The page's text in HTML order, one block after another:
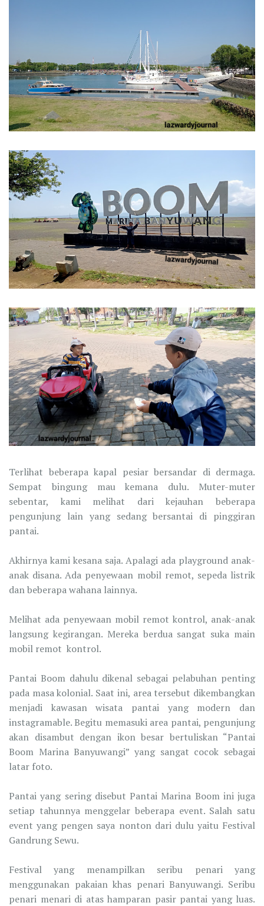
Terlihat beberapa kapal pesiar bersandar di dermaga.
Sempat bingung mau kemana dulu. Muter-muter
sebentar, kami melihat dari kejauhan beberapa
pengunjung lain yang sedang bersantai di pinggiran
pantai.
Akhirnya kami kesana saja. Apalagi ada playground anak-
anak disana. Ada penyewaan mobil remot, sepeda listrik
dan beberapa wahana lainnya.
Melihat ada penyewaan mobil remot kontrol, anak-anak
langsung kegirangan. Mereka berdua sangat suka main
mobil remot kontrol.
Pantai Boom dahulu dikenal sebagai pelabuhan penting
pada masa kolonial. Saat ini, area tersebut dikembangkan
menjadi kawasan wisata pantai yang modern dan
instagramable. Begitu memasuki area pantai, pengunjung
akan disambut dengan ikon besar bertuliskan “Pantai
Boom Marina Banyuwangi” yang sangat cocok sebagai
latar foto.
Pantai yang sering disebut Pantai Marina Boom ini juga
setiap tahunnya menggelar beberapa event. Salah satu
event yang pengen saya nonton dari dulu yaitu Festival
Gandrung Sewu.
Festival yang menampilkan seribu penari yang
menggunakan pakaian khas penari Banyuwangi. Seribu
penari menari di atas hamparan pasir pantai yang luas.